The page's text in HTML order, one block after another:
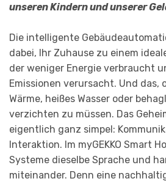
unseren Kindern und unserer
Die intelligente
dabei, Ihr Zuhause zu einem
der weniger Energie verbraucht
Emissionen verursacht. Und das,
Wärme, heißes Wasser oder
verzichten zu müssen. Das
eigentlich ganz simpel:
Interaktion. Im myGEKKO Smart
Systeme dieselbe Sprache und
miteinander. Denn eine